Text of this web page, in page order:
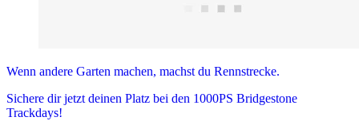
Wenn andere Garten machen, machst du Rennstrecke.
Sichere dir jetzt deinen Platz bei den 1000PS Bridgestone
Trackdays!